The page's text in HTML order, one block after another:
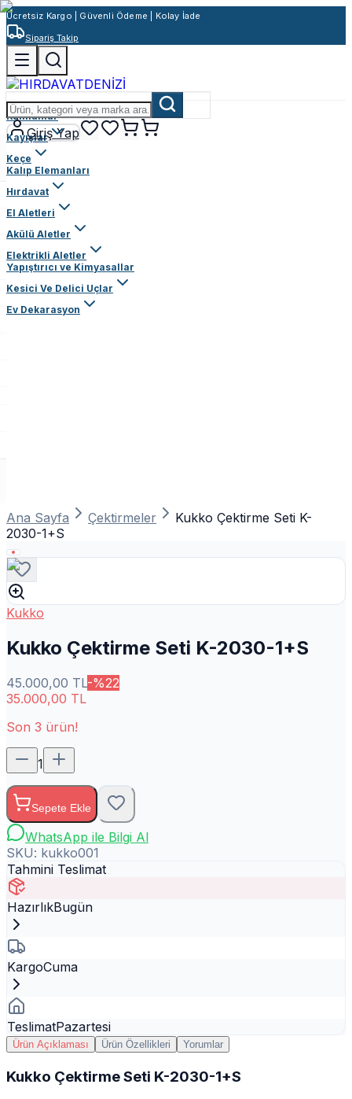
Ücretsiz Kargo | Güvenli Ödeme | Kolay İade
Sipariş Takip
Giriş Yap
Rulmanlar
Kayışlar
Keçe
Kalıp Elemanları
Hırdavat
El Aletleri
Akülü Aletler
Elektrikli Aletler
Yapıştırıcı ve Kimyasallar
Kesici Ve Delici Uçlar
Ev Dekarasyon
Ana Sayfa Çektirmeler
Kukko Çektirme Seti K-
2030-1+S
Kukko
Kukko Çektirme Seti K-2030-1+S
45.000,00 TL-%22
35.000,00 TL
Son 3 ürün!
1
Sepete Ekle
WhatsApp ile Bilgi Al
SKU: kukko001
Tahmini Teslimat
HazırlıkBugün
KargoCuma
TeslimatPazartesi
Ürün Açıklaması Ürün Özellikleri Yorumlar
Kukko Çektirme Seti K-2030-1+S